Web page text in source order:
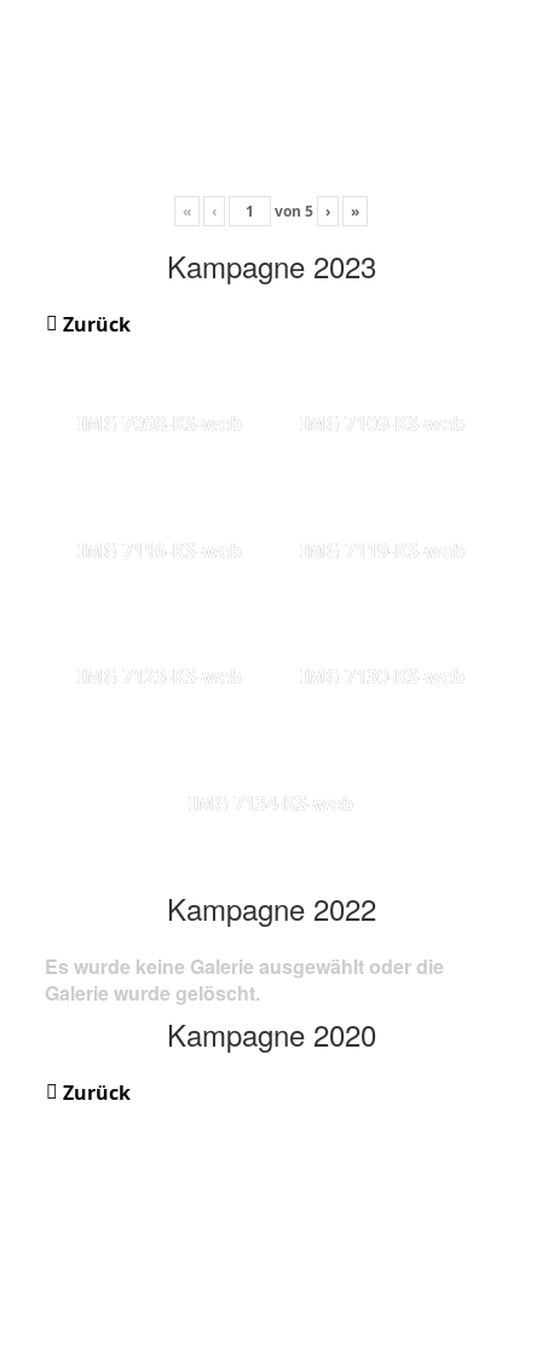
« ‹ von 5 › »
Kampagne 2023
Zurück
IMG 7098-KS-web IMG 7109-KS-web
IMG 7116-KS-web IMG 7119-KS-web
IMG 7123-KS-web IMG 7130-KS-web
IMG 7134-KS-web
Kampagne 2022
Es wurde keine Galerie ausgewählt oder die
Galerie wurde gelöscht.
Kampagne 2020
Zurück